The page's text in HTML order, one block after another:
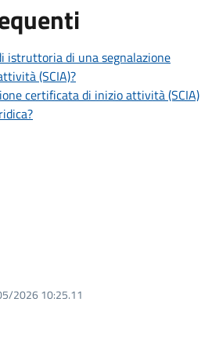
istruttoria di una segnalazione
(SCIA)?
certificata di inizio attività (SCIA)
2026 10:25.11